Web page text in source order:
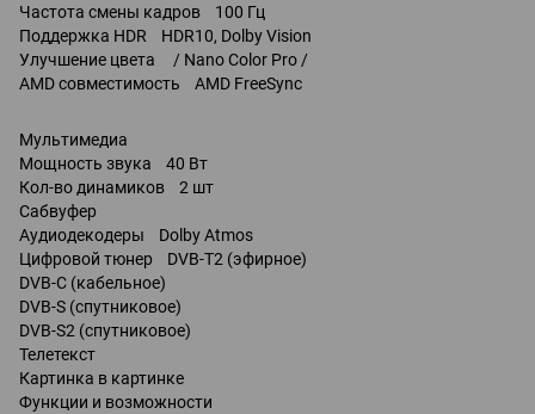
Частота смены кадров 100 Гц
Поддержка HDR HDR10, Dolby Vision
Улучшение цвета / Nano Color Pro /
AMD совместимость AMD FreeSync
Мультимедиа
Мощность звука 40 Вт
Кол-во динамиков 2 шт
Сабвуфер
Аудиодекодеры Dolby Atmos
Цифровой тюнер DVB-T2 (эфирное)
DVB-C (кабельное)
DVB-S (спутниковое)
DVB-S2 (спутниковое)
Телетекст
Картинка в картинке
Функции и возможности